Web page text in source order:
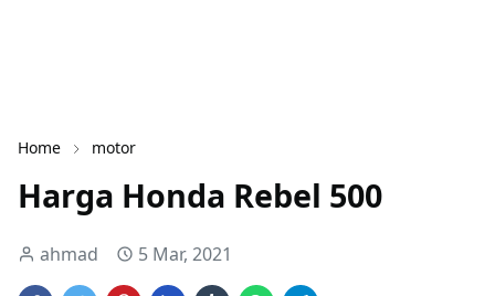
Home motor
Harga Honda Rebel 500
ahmad 5 Mar, 2021